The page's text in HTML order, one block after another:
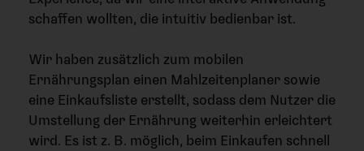
schaffen wollten, die intuitiv bedienbar ist.
Wir haben zusätzlich zum mobilen
Ernährungsplan einen Mahlzeitenplaner sowie
eine Einkaufsliste erstellt, sodass dem Nutzer die
Umstellung der Ernährung weiterhin erleichtert
wird. Es ist z. B. möglich, beim Einkaufen schnell